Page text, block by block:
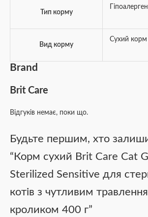
Тип корму
Вид корму
Сухий корм
Brand
Brit Care
Відгуків немає, поки що.
Будьте першим, хто
“Корм сухий Brit Care Cat
Sterilized Sensitive для
котів з чутливим
кроликом 400 г”